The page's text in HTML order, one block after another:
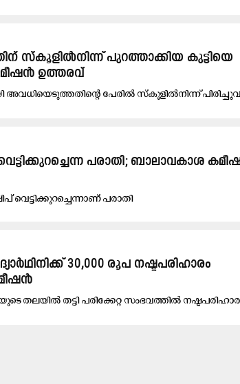
സ്കൂളിൽനിന്ന് പുറത്താക്കിയ കുട്ടിയെ
ഉത്തരവ്
അവധിയെടുത്തതിന്റെ പേരിൽ സ്കൂളിൽനിന്ന്
പരാതി; ബാലാവകാശ
വെട്ടിക്കുറച്ചെന്നാണ്​ പരാതി
30,000 രൂപ നഷ്ടപരിഹാരം
തലയില്‍ തട്ടി പരിക്കേറ്റ സംഭവത്തില്‍